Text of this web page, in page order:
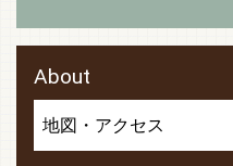
About
地図・アクセス